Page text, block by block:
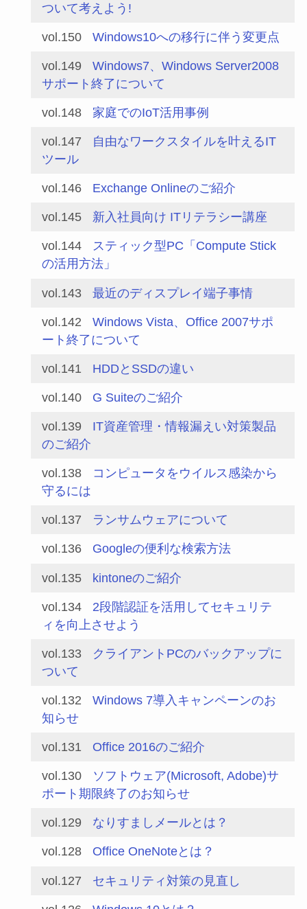
ついて考えよう!
vol.150 Windows10への移行に伴う変更点
vol.149
Windows7、Windows Server2008
サポート終了について
vol.148 家庭でのIoT活用事例
vol.147
自由なワークスタイルを叶えるIT
ツール
vol.146 Exchange Onlineのご紹介
vol.145 新入社員向け ITリテラシー講座
vol.144
スティック型PC「Compute Stick
の活用方法」
vol.143 最近のディスプレイ端子事情
vol.142
Windows Vista、Office 2007サポ
ート終了について
vol.141 HDDとSSDの違い
vol.140 G Suiteのご紹介
vol.139
IT資産管理・情報漏えい対策製品
のご紹介
vol.138
コンピュータをウイルス感染から
守るには
vol.137 ランサムウェアについて
vol.136 Googleの便利な検索方法
vol.135 kintoneのご紹介
vol.134
2段階認証を活用してセキュリテ
ィを向上させよう
vol.133
クライアントPCのバックアップに
ついて
vol.132
Windows 7導入キャンペーンのお
知らせ
vol.131 Office 2016のご紹介
vol.130
ソフトウェア(Microsoft, Adobe)サ
ポート期限終了のお知らせ
vol.129 なりすましメールとは？
vol.128 Office OneNoteとは？
vol.127 セキュリティ対策の見直し